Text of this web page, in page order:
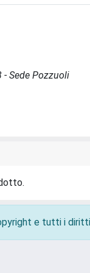
Sede Pozzuoli
e tutti i